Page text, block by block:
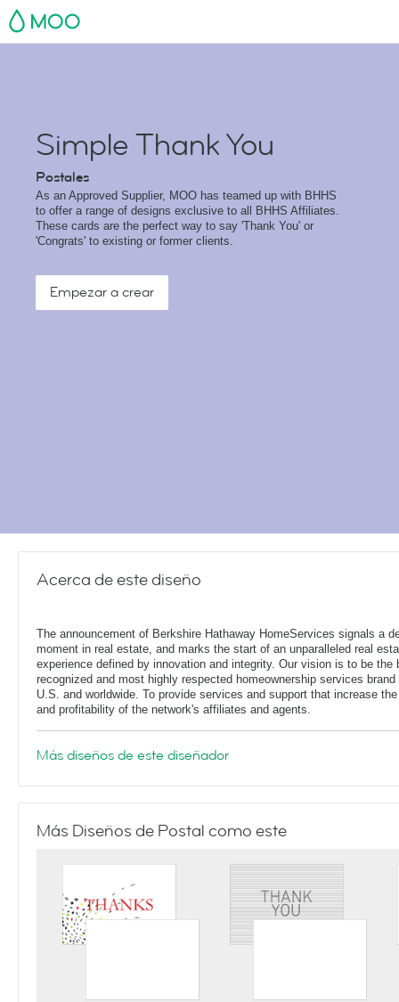
MOO
Simple Thank You
Postales
As an Approved Supplier, MOO has teamed up with BHHS
to offer a range of designs exclusive to all BHHS Affiliates.
These cards are the perfect way to say 'Thank You' or
'Congrats' to existing or former clients.
Empezar a crear
Acerca de este diseño
The announcement of Berkshire Hathaway HomeServices signals a
moment in real estate, and marks the start of an unparalleled real
experience defined by innovation and integrity. Our vision is to be the
recognized and most highly respected homeownership services brand
U.S. and worldwide. To provide services and support that increase
and profitability of the network's affiliates and agents.
Más diseños de este diseñador
Más Diseños de Postal como este